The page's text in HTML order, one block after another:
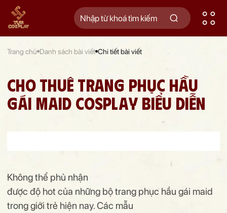
Trang chủ Danh sách bài viết Chi tiết bài viết
CHO THUÊ TRANG PHỤC HẦU
GÁI MAID COSPLAY BIỂU DIỄN
Không thể phủ nhận
được độ hot của những bộ trang phục hầu gái maid
trong giới trẻ hiện nay. Các mẫu